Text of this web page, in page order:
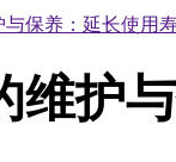
保养：延长使用
维护